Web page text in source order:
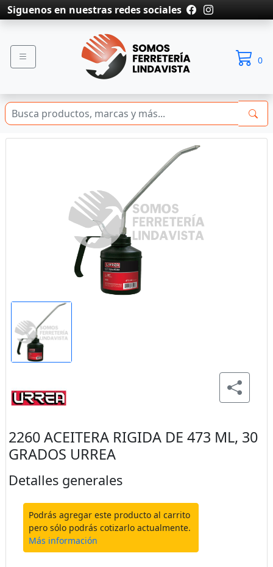
Siguenos en nuestras redes sociales
0
2260 ACEITERA RIGIDA DE 473 ML, 30
GRADOS URREA
Detalles generales
Podrás agregar este producto al carrito
pero sólo podrás cotizarlo actualmente.
Más información